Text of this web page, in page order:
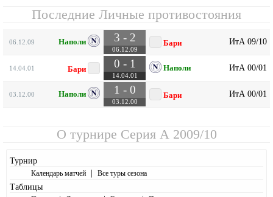
Последние Личные противостояния
06.12.09 Наполи 3 - 2
06.12.09
Бари ИтА 09/10
14.04.01 Бари 0 - 1
14.04.01
Наполи ИтА 00/01
03.12.00 Наполи 1 - 0
03.12.00
Бари ИтА 00/01
О турнире Серия А 2009/10
Турнир
Календарь матчей | Все туры сезона
Таблицы